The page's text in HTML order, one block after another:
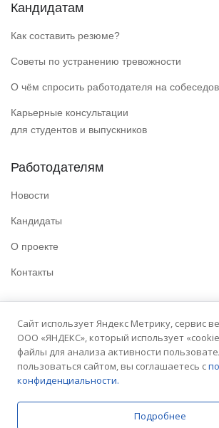
Кандидатам
Как составить резюме?
Советы по устранению тревожности
О чём спросить работодателя на
Карьерные консультации
для студентов и выпускников
Работодателям
Новости
Кандидаты
О проекте
Контакты
Политика конфиденциальности
Условия использования
Сайт университета
Сайт использует Яндекс Метрику, сервис
ООО «ЯНДЕКС», который использует
файлы для анализа активности
пользоваться сайтом, вы соглашаетесь с
конфиденциальности.
Подробнее